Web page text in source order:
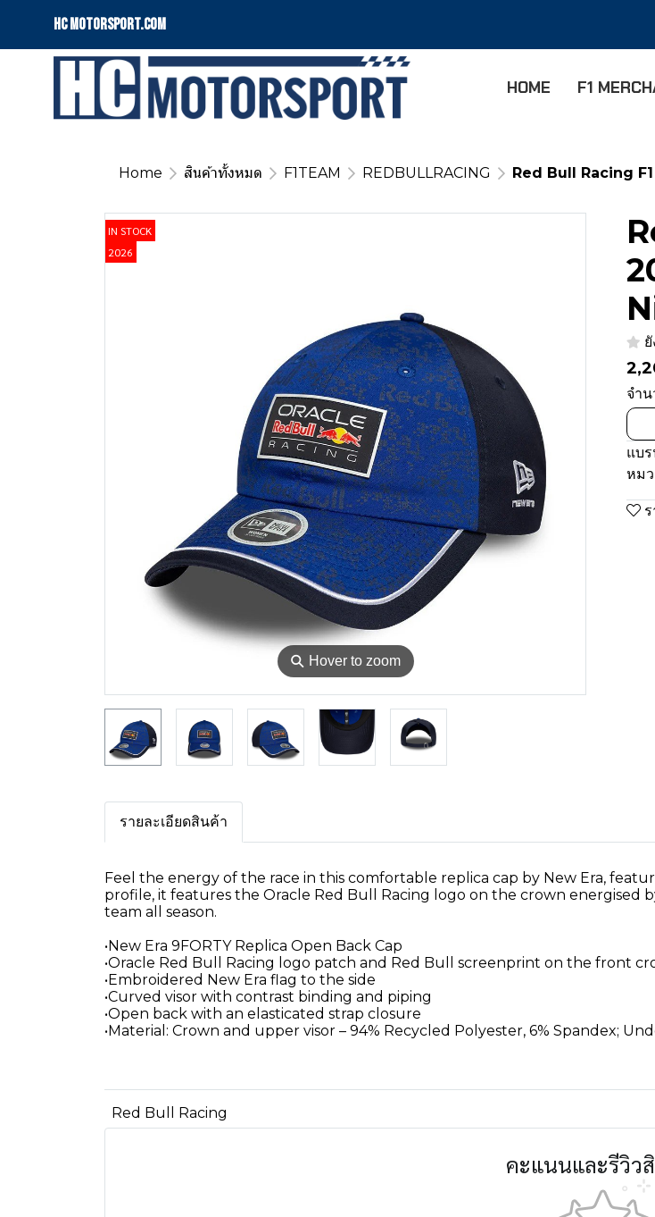
HC motorsport.COM
HOME F1
Home สินค้าทั้งหมด F1TEAM REDBULLRACING Red Bull Racing
⚲ Hover to zoom
IN STOCK
2026
จำ
แบ
หม
รายละเอียดสินค้า
Feel the energy of the race in this comfortable replica cap by New Era,
profile, it features the Oracle Red Bull Racing logo on the crown energised
team all season.
•New Era 9FORTY Replica Open Back Cap
•Oracle Red Bull Racing logo patch and Red Bull screenprint on the front
•Embroidered New Era flag to the side
•Curved visor with contrast binding and piping
•Open back with an elasticated strap closure
•Material: Crown and upper visor – 94% Recycled Polyester, 6% Spandex;
Red Bull Racing
คะแนนและรีวิว